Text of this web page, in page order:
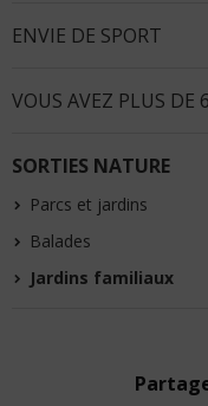
ENVIE DE SPORT
VOUS AVEZ PLUS DE
SORTIES NATURE
Parcs et jardins
Balades
Jardins familiaux